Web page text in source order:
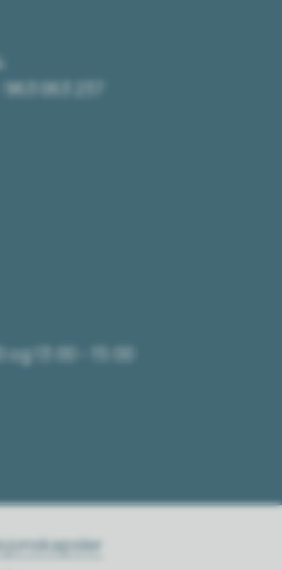
063 237
13:00 - 15:00